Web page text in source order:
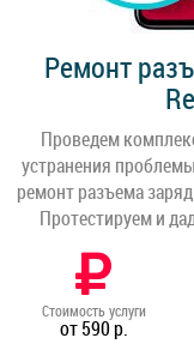
Ремонт
Проведем
устранения
ремонт разъема
Протестируем и
Стоимость услуги
от 590 р.